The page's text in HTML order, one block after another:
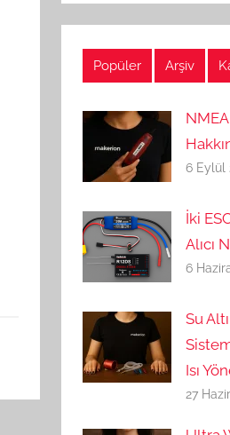
Popüler Arşiv
6 Eylül
İki
Alıcı
6
Su
Isı
27